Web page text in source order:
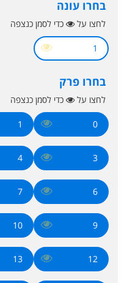
בחרו עונה
לחצו על כדי לסמן כנצפה
1
בחרו פרק
לחצו על כדי לסמן כנצפה
0
1
3
4
6
7
9
10
12
13